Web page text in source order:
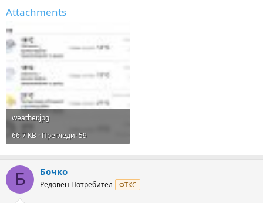
Attachments
weather.jpg
66.7 KB · Прегледи: 59
Б Бочко
Редовен Потребител ФТКС